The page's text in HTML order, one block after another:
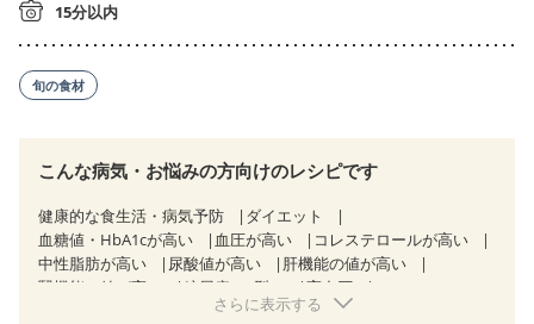
15分以内
旬の食材
こんな病気・お悩みの方向けのレシピです
健康的な食生活・病気予防
ダイエット
血糖値・HbA1cが高い
血圧が高い
コレステロールが高い
中性脂肪が高い
尿酸値が高い
肝機能の値が高い
腎機能の値が高い
糖尿病（2型）
高血圧
胃ポリープ 逆流性食道炎
さらに表示する